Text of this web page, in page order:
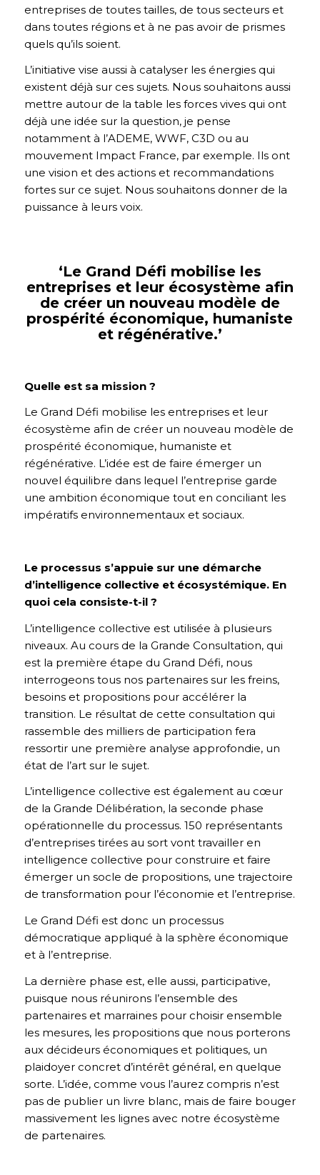
entreprises de toutes tailles, de tous secteurs et
dans toutes régions et à ne pas avoir de prismes
quels qu’ils soient.
L’initiative vise aussi à catalyser les énergies qui
existent déjà sur ces sujets. Nous souhaitons aussi
mettre autour de la table les forces vives qui ont
déjà une idée sur la question, je pense
notamment à l’ADEME, WWF, C3D ou au
mouvement Impact France, par exemple. Ils ont
une vision et des actions et recommandations
fortes sur ce sujet. Nous souhaitons donner de la
puissance à leurs voix.
‘Le Grand Défi mobilise les
entreprises et leur écosystème afin
de créer un nouveau modèle de
prospérité économique, humaniste
et régénérative.’
Quelle est sa mission ?
Le Grand Défi mobilise les entreprises et leur
écosystème afin de créer un nouveau modèle de
prospérité économique, humaniste et
régénérative. L’idée est de faire émerger un
nouvel équilibre dans lequel l’entreprise garde
une ambition économique tout en conciliant les
impératifs environnementaux et sociaux.
Le processus s’appuie sur une démarche
d’intelligence collective et écosystémique. En
quoi cela consiste-t-il ?
L’intelligence collective est utilisée à plusieurs
niveaux. Au cours de la Grande Consultation, qui
est la première étape du Grand Défi, nous
interrogeons tous nos partenaires sur les freins,
besoins et propositions pour accélérer la
transition. Le résultat de cette consultation qui
rassemble des milliers de participation fera
ressortir une première analyse approfondie, un
état de l’art sur le sujet.
L’intelligence collective est également au cœur
de la Grande Délibération, la seconde phase
opérationnelle du processus. 150 représentants
d’entreprises tirées au sort vont travailler en
intelligence collective pour construire et faire
émerger un socle de propositions, une trajectoire
de transformation pour l’économie et l’entreprise.
Le Grand Défi est donc un processus
démocratique appliqué à la sphère économique
et à l’entreprise.
La dernière phase est, elle aussi, participative,
puisque nous réunirons l’ensemble des
partenaires et marraines pour choisir ensemble
les mesures, les propositions que nous porterons
aux décideurs économiques et politiques, un
plaidoyer concret d’intérêt général, en quelque
sorte. L’idée, comme vous l’aurez compris n’est
pas de publier un livre blanc, mais de faire bouger
massivement les lignes avec notre écosystème
de partenaires.